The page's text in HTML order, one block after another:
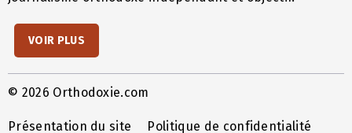
VOIR PLUS
© 2026 Orthodoxie.com
Présentation du site Politique de confidentialité